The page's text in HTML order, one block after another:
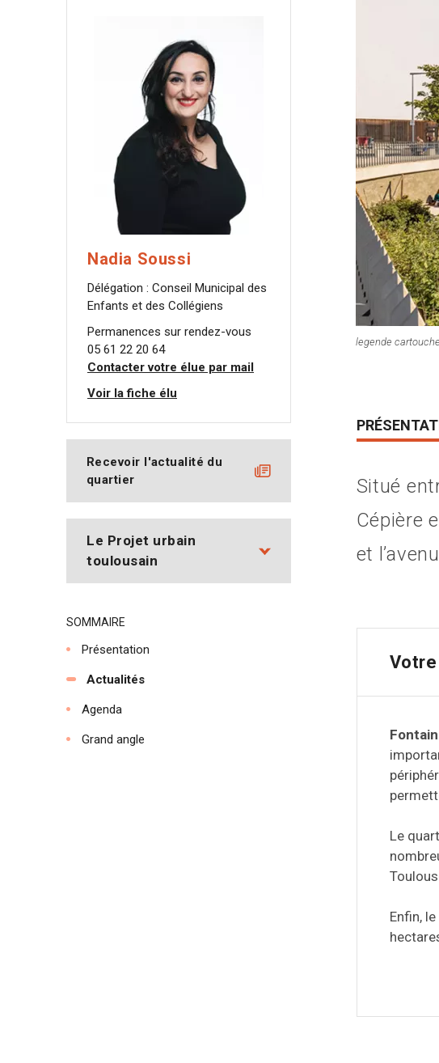
Nadia Soussi
Délégation : Conseil Municipal des
Enfants et des Collégiens
Permanences sur rendez-vous
05 61 22 20 64
Contacter votre élue par mail
Voir la fiche élu
Recevoir l'actualité du
quartier
Le Projet urbain
toulousain
SOMMAIRE
Présentation
Actualités
Agenda
Grand angle
legende
Situé
Cépière
et
Le
Enfin,